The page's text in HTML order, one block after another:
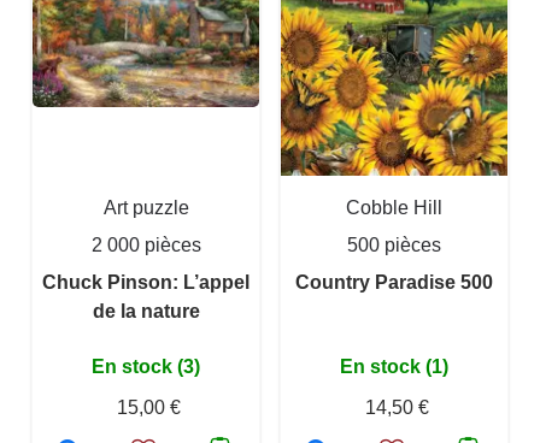
Art puzzle
2 000 pièces
Chuck Pinson: L’appel
de la nature
En stock (3)
15,00 €
Cobble Hill
500 pièces
Country Paradise 500
En stock (1)
14,50 €